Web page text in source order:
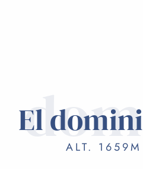
El
ALT.